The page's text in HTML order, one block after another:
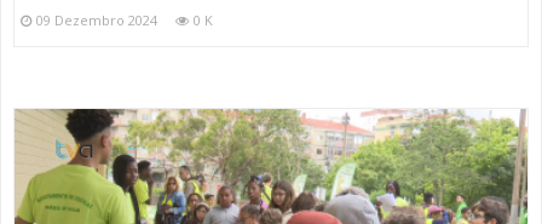
09 Dezembro 2024 0 K